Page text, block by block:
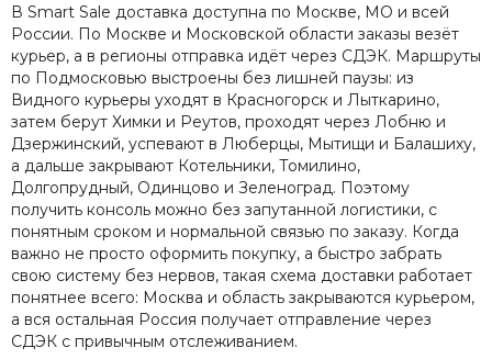
В Smart Sale доставка доступна по Москве, МО и всей
России. По Москве и Московской области заказы везёт
курьер, а в регионы отправка идёт через СДЭК. Маршруты
по Подмосковью выстроены без лишней паузы: из
Видного курьеры уходят в Красногорск и Лыткарино,
затем берут Химки и Реутов, проходят через Лобню и
Дзержинский, успевают в Люберцы, Мытищи и Балашиху,
а дальше закрывают Котельники, Томилино,
Долгопрудный, Одинцово и Зеленоград. Поэтому
получить консоль можно без запутанной логистики, с
понятным сроком и нормальной связью по заказу. Когда
важно не просто оформить покупку, а быстро забрать
свою систему без нервов, такая схема доставки работает
понятнее всего: Москва и область закрываются курьером,
а вся остальная Россия получает отправление через
СДЭК с привычным отслеживанием.